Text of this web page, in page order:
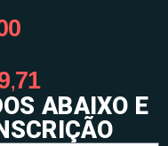
,71
ABAIXO E